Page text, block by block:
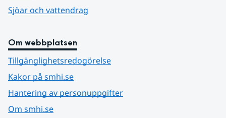
Sjöar och vattendrag
Om webbplatsen
Tillgänglighetsredogörelse
Kakor på smhi.se
Hantering av personuppgifter
Om smhi.se